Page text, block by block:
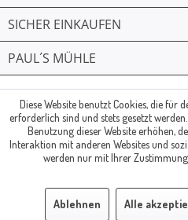
SICHER EINKAUFEN
PAUL´S MÜHLE
© Paul's Mühle | Inhaber: Christof
Fax: 02361 -28831 | E-
Diese Website benutzt Cookies, die für
erforderlich sind und stets gesetzt
Benutzung dieser Website erhöhen,
Interaktion mit anderen Websites und
werden nur mit Ihrer Zustimmung
Ablehnen Alle